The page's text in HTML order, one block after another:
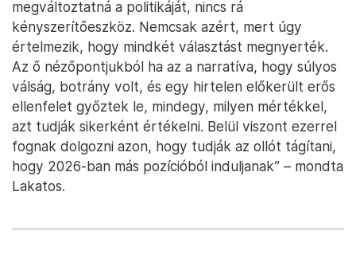
megváltoztatná a politikáját, nincs rá
kényszerítőeszköz. Nemcsak azért, mert úgy
értelmezik, hogy mindkét választást megnyerték.
Az ő nézőpontjukból ha az a narratíva, hogy súlyos
válság, botrány volt, és egy hirtelen előkerült erős
ellenfelet győztek le, mindegy, milyen mértékkel,
azt tudják sikerként értékelni. Belül viszont ezerrel
fognak dolgozni azon, hogy tudják az ollót tágítani,
hogy 2026-ban más pozícióból induljanak” – mondta
Lakatos.